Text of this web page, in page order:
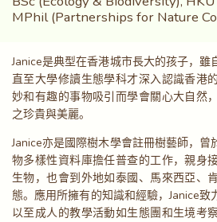
MPhil (Partnerships for Nature
Janice是典型在香港城市長大的孩子，
直至大學修讀生態學科才深入認識香港
妙和有趣的事物吸引而學會關心大自然
之珍貴與美麗。
Janice亦是國際樹木學會註冊樹藝師，
物多樣性資料庫擔任普查的工作，親身
生物，也會到外地如泰國、馬來西亞、
態。應用所擁有的知識和經驗，Janice
以至成人的教學活動如生態團和生境考